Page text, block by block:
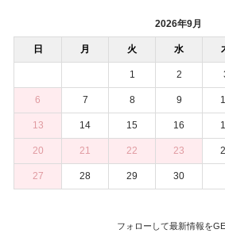
2026年9月
日 月 火 水
1 2
6 7 8 9
13 14 15 16
20 21 22 23
27 28 29 30
フォローして最新情報を